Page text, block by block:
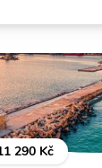
290 Kč